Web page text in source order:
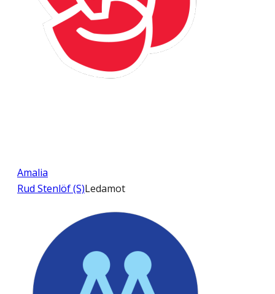
Amalia
Rud Stenlöf (S)Ledamot